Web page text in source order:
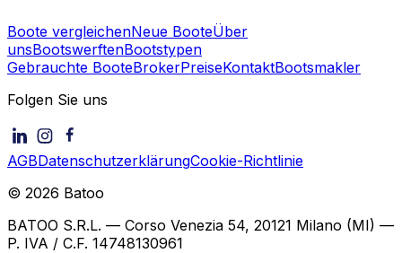
Boote vergleichenNeue BooteÜber
unsBootswerftenBootstypen
Gebrauchte BooteBrokerPreiseKontaktBootsmakler
Folgen Sie uns
AGBDatenschutzerklärungCookie-Richtlinie
© 2026 Batoo
BATOO S.R.L. — Corso Venezia 54, 20121 Milano (MI) —
P. IVA / C.F. 14748130961